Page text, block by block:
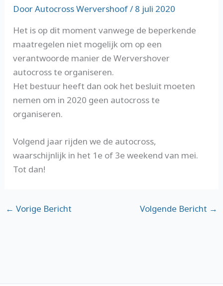
DoorAutocross Wervershoof/ 8 juli 2020
Het is op dit moment vanwege de beperkende
maatregelen niet mogelijk om op een
verantwoorde manier de Wervershover
autocross te organiseren.
Het bestuur heeft dan ook het besluit moeten
nemen om in 2020 geen autocross te
organiseren.
Volgend jaar rijden we de autocross,
waarschijnlijk in het 1e of 3e weekend van mei.
Tot dan!
← Vorige Bericht Volgende Bericht →